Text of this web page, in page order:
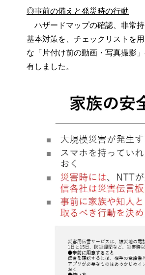
◎事前の備えと発災時の行動
ハザードマップの確認、非常
基本対策を、チェックリストを
な「片付け前の動画・写真撮影
有しました。